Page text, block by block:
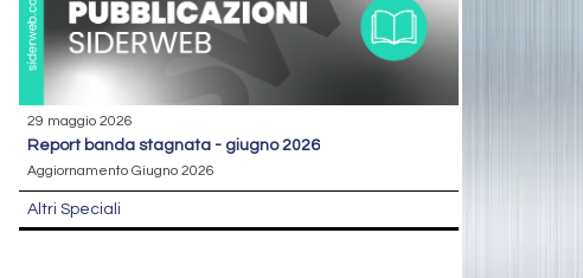
29 maggio 2026
report banda stagnata - giugno 2026
Aggiornamento Giugno 2026
Altri Speciali